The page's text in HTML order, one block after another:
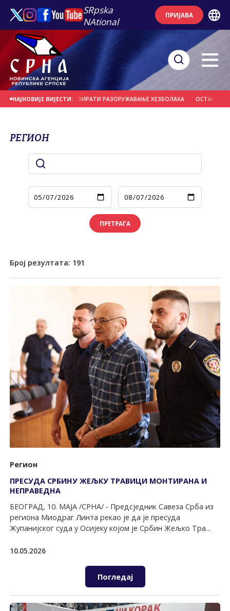
SRpska
NAtional
ПРИЈАВА
НАЈНОВИЈЕ ВИЈЕСТИ:
МОГЛЕ НАДЗИРАТИ РАЗОРУЖАВАЊЕ ХЕЗБОЛАХА ОСТАЦИ ЊЕМАЧКИХ
РЕГИОН
ПРЕТРАГА
Број резултата: 191
Регион
ПРЕСУДА СРБИНУ ЖЕЉКУ ТРАВИЦИ МОНТИРАНА И
НЕПРАВЕДНА
БЕОГРАД, 10. МАЈА /СРНА/ - Предсједник Савеза Срба из
региона Миодраг Линта рекао је да је пресуда
Жупанијског суда у Осијеку којом је Србин Жељко Тра...
10.05.2026
Погледај